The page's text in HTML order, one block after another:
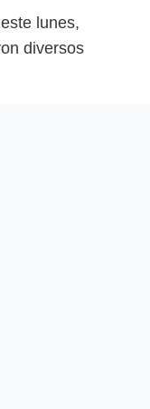
lunes,
diversos